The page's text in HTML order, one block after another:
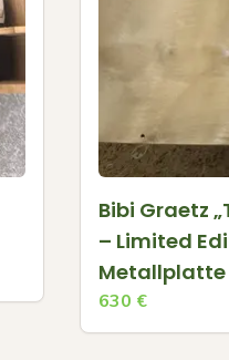
Bibi Graetz
– Limited
Metallplatte
630 €